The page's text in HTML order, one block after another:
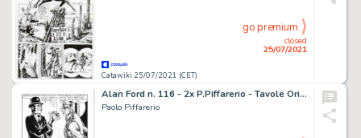
Catawiki 25/07/2021 (CET)
closed
25/07/2021
go premium
Alan Ford n. 116 - 2x P.Piffarerio - Tavole Originali "Ai Bei tempi che Furono" - Page volante - EO - (1979)
Paolo Piffarerio